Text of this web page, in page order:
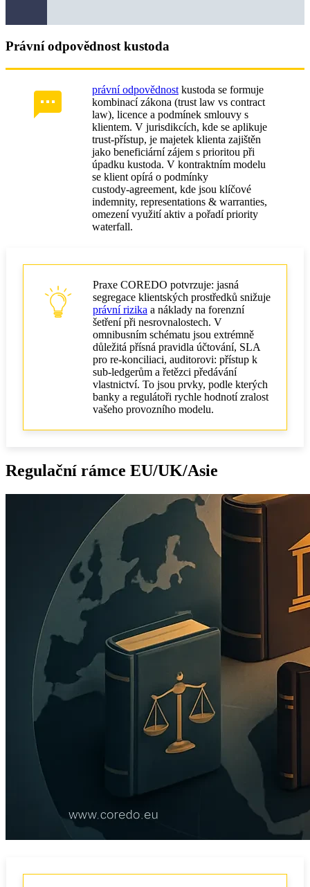
Právní odpovědnost kustoda
právní odpovědnost kustoda se formuje
kombinací zákona (trust law vs contract
law), licence a podmínek smlouvy s
klientem. V jurisdikcích, kde se aplikuje
trust‑přístup, je majetek klienta zajištěn
jako beneficiární zájem s prioritou při
úpadku kustoda. V kontraktním modelu
se klient opírá o podmínky
custody‑agreement, kde jsou klíčové
indemnity, representations & warranties,
omezení využití aktiv a pořadí priority
waterfall.
Praxe COREDO potvrzuje: jasná
segregace klientských prostředků snižuje
právní rizika a náklady na forenzní
šetření při nesrovnalostech. V
omnibusním schématu jsou extrémně
důležitá přísná pravidla účtování, SLA
pro re‑konciliaci, auditorovi: přístup k
sub‑ledgerům a řetězci předávání
vlastnictví. To jsou prvky, podle kterých
banky a regulátoři rychle hodnotí zralost
vašeho provozního modelu.
Regulační rámce EU/UK/Asie